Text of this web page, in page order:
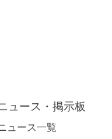
ュース・掲示板
ュース一覧